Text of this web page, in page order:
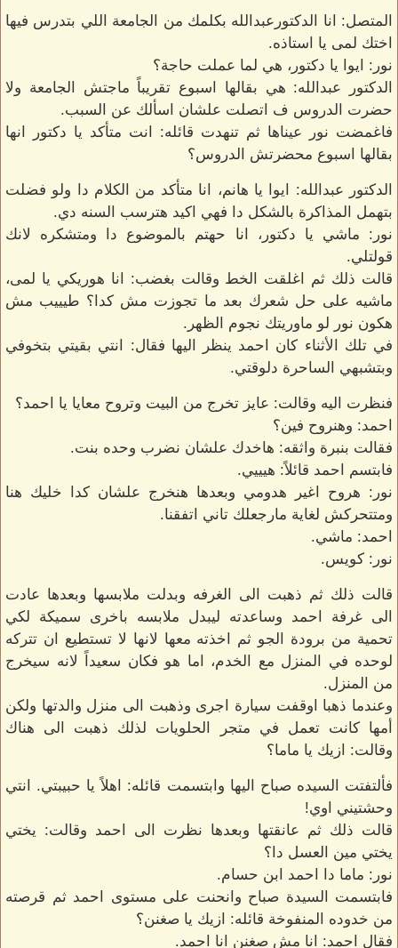
المتصل: انا الدكتورعبدالله بكلمك من الجامعة اللي بتدرس فيها
اختك لمى يا استاذه.
نور: ايوا يا دكتور، هي لما عملت حاجة؟
الدكتور عبدالله: هي بقالها اسبوع تقريباً ماجتش الجامعة ولا
حضرت الدروس ف اتصلت علشان اسألك عن السبب.
فاغمضت نور عيناها ثم تنهدت قائله: انت متأكد يا دكتور انها
بقالها اسبوع محضرتش الدروس؟
الدكتور عبدالله: ايوا يا هانم، انا متأكد من الكلام دا ولو فضلت
بتهمل المذاكرة بالشكل دا فهي اكيد هترسب السنه دي.
نور: ماشي يا دكتور، انا حهتم بالموضوع دا ومتشكره لانك
قولتلي.
قالت ذلك ثم اغلقت الخط وقالت بغضب: انا هوريكي يا لمى،
ماشيه على حل شعرك بعد ما تجوزت مش كدا؟ طيييب مش
هكون نور لو ماوريتك نجوم الظهر.
في تلك الأثناء كان احمد ينظر اليها فقال: انتي بقيتي بتخوفي
وبتشبهي الساحرة دلوقتي.
فنظرت اليه وقالت: عايز تخرج من البيت وتروح معايا يا احمد؟
احمد: وهنروح فين؟
فقالت بنبرة واثقه: هاخدك علشان نضرب وحده بنت.
فابتسم احمد قائلاً: هيييي.
نور: هروح اغير هدومي وبعدها هنخرج علشان كدا خليك هنا
ومتتحركش لغاية مارجعلك تاني اتفقنا.
احمد: ماشي.
نور: كويس.
قالت ذلك ثم ذهبت الى الغرفه وبدلت ملابسها وبعدها عادت
الى غرفة احمد وساعدته ليبدل ملابسه باخرى سميكة لكي
تحمية من برودة الجو ثم اخذته معها لانها لا تستطيع ان تتركه
لوحده في المنزل مع الخدم، اما هو فكان سعيداً لانه سيخرج
من المنزل.
وعندما ذهبا اوقفت سيارة اجرى وذهبت الى منزل والدتها ولكن
أمها كانت تعمل في متجر الحلويات لذلك ذهبت الى هناك
وقالت: ازيك يا ماما؟
فألتفتت السيده صباح اليها وابتسمت قائله: اهلاً يا حبيبتي. انتي
وحشتيني اوي!
قالت ذلك ثم عانقتها وبعدها نظرت الى احمد وقالت: يختي
يختي مين العسل دا؟
نور: ماما دا احمد ابن حسام.
فابتسمت السيدة صباح وانحنت على مستوى احمد ثم قرصته
من خدوده المنفوخة قائله: ازيك يا صغنن؟
فقال احمد: انا مش صغنن انا احمد.